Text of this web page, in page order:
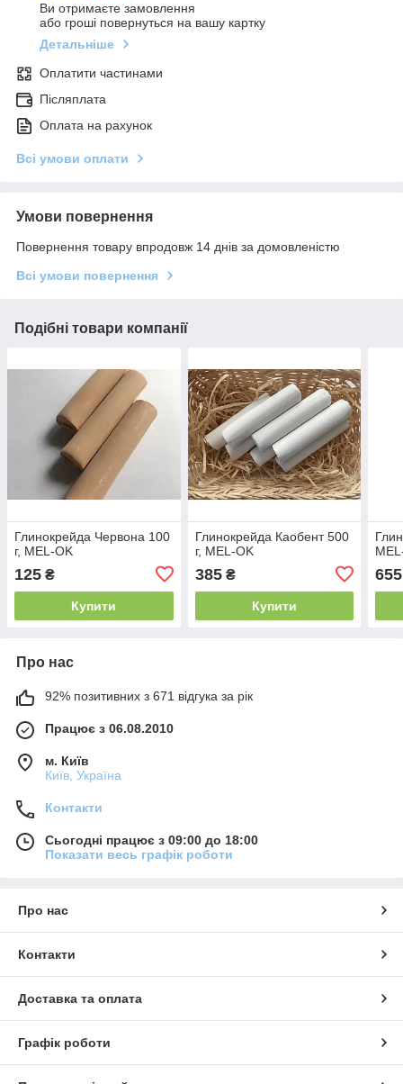
Ви отримаєте замовлення
або гроші повернуться на вашу картку
Детальніше
Оплатити частинами
Післяплата
Оплата на рахунок
Всі умови оплати
Умови повернення
Повернення товару впродовж 14 днів за домовленістю
Всі умови повернення
Подібні товари компанії
Глинокрейда Червона 100
г, MEL-OK
125 ₴
Купити
Глинокрейда Каобент 500
г, MEL-OK
385₴
Купити
655
Про нас
92% позитивних з 671 відгука за рік
Працює з 06.08.2010
м. Київ
Київ, Україна
Контакти
Сьогодні працює з 09:00 до 18:00
Показати весь графік роботи
Про нас
Контакти
Доставка та оплата
Графік роботи